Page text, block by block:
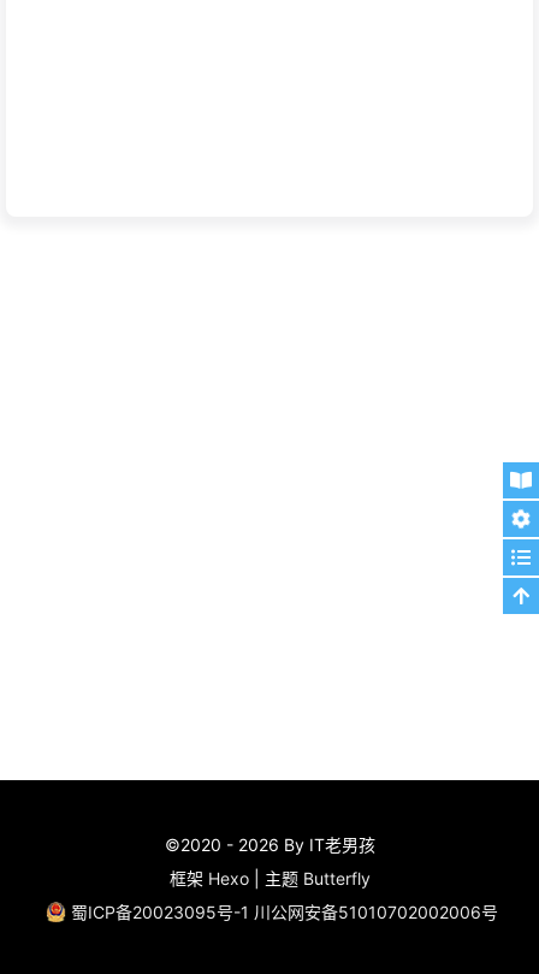
©2020 - 2026 By IT老男孩
框架 Hexo 主题 Butterfly
蜀ICP备20023095号-1 川公网安备51010702002006号